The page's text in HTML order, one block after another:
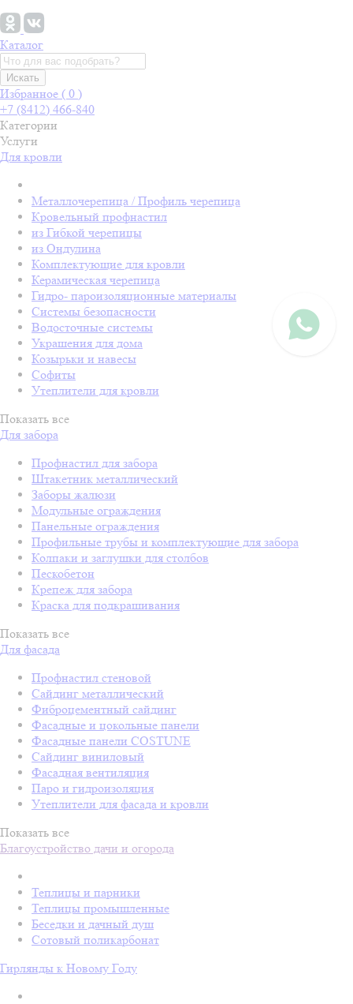
Каталог
Искать
Избранное ( 0 )
+7 (8412) 466-840
Категории
Услуги
Для кровли
Металлочерепица / Профиль черепица
Кровельный профнастил
из Гибкой черепицы
из Ондулина
Комплектующие для кровли
Керамическая черепица
Гидро- пароизоляционные материалы
Системы безопасности
Водосточные системы
Украшения для дома
Козырьки и навесы
Софиты
Утеплители для кровли
Показать все
Для забора
Профнастил для забора
Штакетник металлический
Заборы жалюзи
Модульные ограждения
Панельные ограждения
Профильные трубы и комплектующие для забора
Колпаки и заглушки для столбов
Пескобетон
Крепеж для забора
Краска для подкрашивания
Показать все
Для фасада
Профнастил стеновой
Сайдинг металлический
Фиброцементный сайдинг
Фасадные и цокольные панели
Фасадные панели COSTUNE
Сайдинг виниловый
Фасадная вентиляция
Паро и гидроизоляция
Утеплители для фасада и кровли
Показать все
Благоустройство дачи и огорода
Теплицы и парники
Теплицы промышленные
Беседки и дачный душ
Сотовый поликарбонат
Гирлянды к Новому Году